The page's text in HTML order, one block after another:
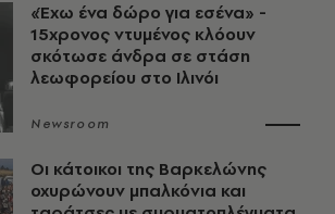
«Έχω ένα δώρο για εσένα» -
15χρονος ντυμένος κλόουν
σκότωσε άνδρα σε στάση
λεωφορείου στο Ιλινόι
Newsroom
Οι κάτοικοι της Βαρκελώνης
οχυρώνουν μπαλκόνια και